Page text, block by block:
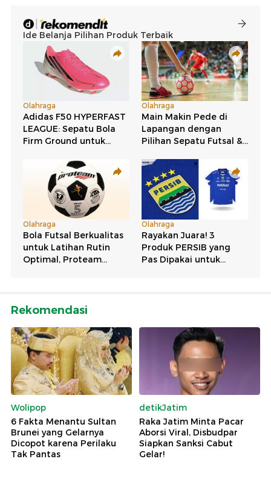
Rekomendasi
Wolipop
6 Fakta Menantu Sultan
Brunei yang Gelarnya
Dicopot karena Perilaku
Tak Pantas
detikJatim
Raka Jatim Minta Pacar
Aborsi Viral, Disbudpar
Siapkan Sanksi Cabut
Gelar!